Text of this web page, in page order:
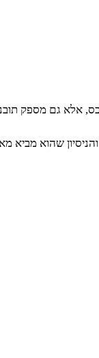
אלא גם מספק
שבח ודמי היתר. הידע